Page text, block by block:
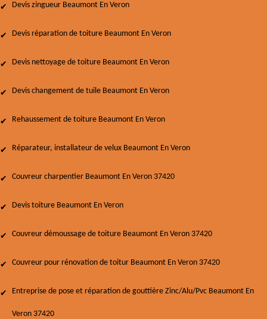
Devis zingueur Beaumont En Veron
Devis réparation de toiture Beaumont En Veron
Devis nettoyage de toiture Beaumont En Veron
Devis changement de tuile Beaumont En Veron
Rehaussement de toiture Beaumont En Veron
Réparateur, installateur de velux Beaumont En Veron
Couvreur charpentier Beaumont En Veron 37420
Devis toiture Beaumont En Veron
Couvreur démoussage de toiture Beaumont En Veron 37420
Couvreur pour rénovation de toitur Beaumont En Veron 37420
Entreprise de pose et réparation de gouttière Zinc/Alu/Pvc Beaumont En
Veron 37420